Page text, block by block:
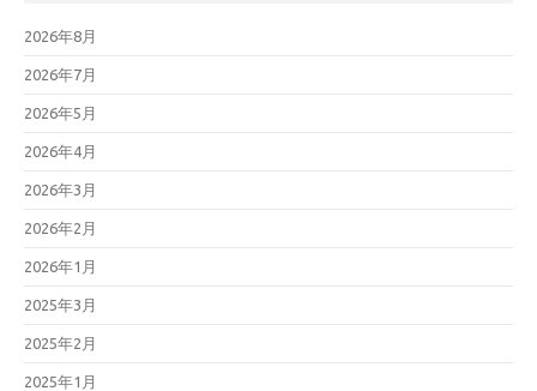
2026年8月
2026年7月
2026年5月
2026年4月
2026年3月
2026年2月
2026年1月
2025年3月
2025年2月
2025年1月